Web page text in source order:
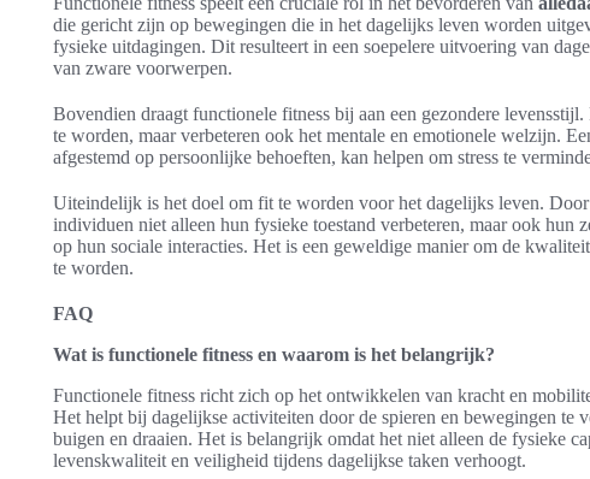
die gericht zijn op bewegingen die in het dagelijks leven worden
fysieke uitdagingen. Dit resulteert in een soepelere uitvoering van
van zware voorwerpen.
Bovendien draagt functionele fitness bij aan een gezondere
te worden, maar verbeteren ook het mentale en emotionele welzijn.
afgestemd op persoonlijke behoeften, kan helpen om stress te
Uiteindelijk is het doel om fit te worden voor het dagelijks leven.
individuen niet alleen hun fysieke toestand verbeteren, maar ook hun
op hun sociale interacties. Het is een geweldige manier om de
te worden.
FAQ
Wat is functionele fitness en waarom is het belangrijk?
Functionele fitness richt zich op het ontwikkelen van kracht en
Het helpt bij dagelijkse activiteiten door de spieren en bewegingen te
buigen en draaien. Het is belangrijk omdat het niet alleen de fysieke
levenskwaliteit en veiligheid tijdens dagelijkse taken verhoogt.